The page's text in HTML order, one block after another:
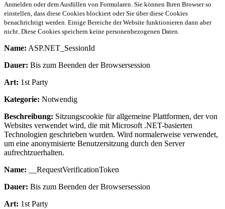
Anmelden oder dem Ausfüllen von Formularen. Sie können Ihren Browser so
einstellen, dass diese Cookies blockiert oder Sie über diese Cookies
benachrichtigt werden. Einige Bereiche der Website funktionieren dann aber
nicht. Diese Cookies speichern keine personenbezogenen Daten.
Name: ASP.NET_SessionId
Dauer: Bis zum Beenden der Browsersession
Art: 1st Party
Kategorie: Notwendig
Beschreibung: Sitzungscookie für allgemeine Plattformen, der von
Websites verwendet wird, die mit Microsoft .NET-basierten
Technologien geschrieben wurden. Wird normalerweise verwendet,
um eine anonymisierte Benutzersitzung durch den Server
aufrechtzuerhalten.
Name: __RequestVerificationToken
Dauer: Bis zum Beenden der Browsersession
Art: 1st Party